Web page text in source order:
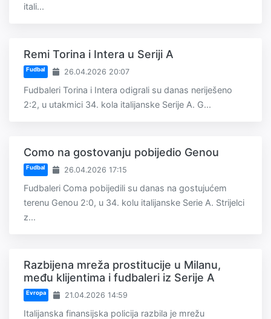
itali...
Remi Torina i Intera u Seriji A
Fudbal 26.04.2026 20:07
Fudbaleri Torina i Intera odigrali su danas neriješeno
2:2, u utakmici 34. kola italijanske Serije A. G...
Como na gostovanju pobijedio Genou
Fudbal 26.04.2026 17:15
Fudbaleri Coma pobijedili su danas na gostujućem
terenu Genou 2:0, u 34. kolu italijanske Serie A. Strijelci
z...
Razbijena mreža prostitucije u Milanu,
među klijentima i fudbaleri iz Serije A
Evropa 21.04.2026 14:59
Italijanska finansijska policija razbila je mrežu